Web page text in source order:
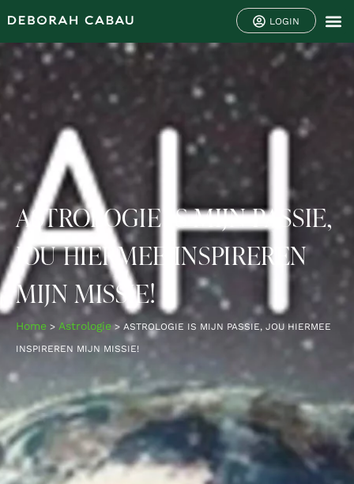
LOGIN
ASTROLOGIE IS MIJN PASSIE,
JOU HIERMEE INSPIREREN
MIJN MISSIE!
Home > Astrologie > ASTROLOGIE IS MIJN PASSIE, JOU HIERMEE
INSPIREREN MIJN MISSIE!